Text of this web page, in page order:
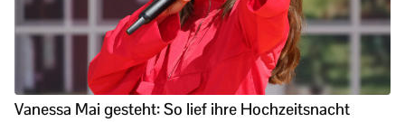
Vanessa Mai gesteht: So lief ihre Hochzeitsnacht